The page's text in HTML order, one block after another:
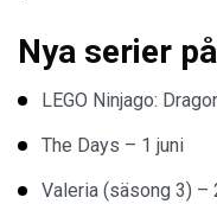
Nya serier
LEGO Ninjago:
The Days – 1 juni
Valeria (säsong 3) –